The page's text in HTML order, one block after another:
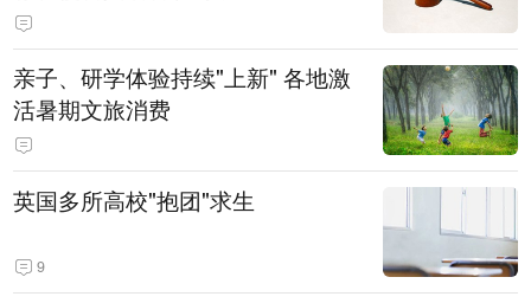
亲子、研学体验持续"上新" 各地激
活暑期文旅消费
英国多所高校"抱团"求生
9